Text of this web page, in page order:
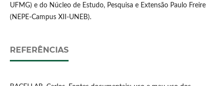
UFMG) e do Núcleo de Estudo, Pesquisa e Extensão Paulo Freire
(NEPE-Campus XII-UNEB).
REFERÊNCIAS